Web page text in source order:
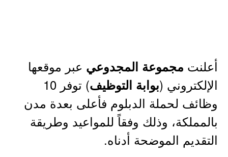
أعلنت مجموعة المجدوعي عبر موقعها
الإلكتروني (بوابة التوظيف
) توفر 10
وظائف لحملة الدبلوم فأعلى بعدة مدن
بالمملكة، وذلك وفقاً للمواعيد وطريقة
التقديم الموضحة أدناه.